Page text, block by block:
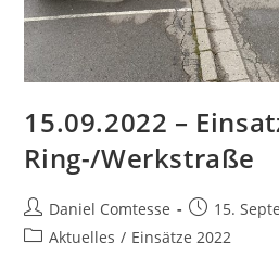
15.09.2022 –
Ring-/Werkstraße
Beitrags-
Autor:
Daniel Comtesse
Beitrag
veröffentlicht:
15.
Beitrags-
Aktuelles / Einsätze 2022